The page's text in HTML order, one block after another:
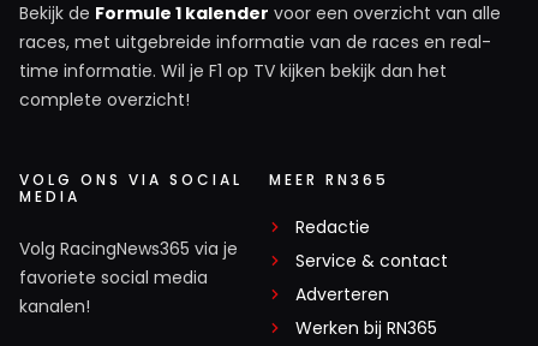
Bekijk de Formule 1 kalender voor een overzicht van alle
races, met uitgebreide informatie van de races en real-
time informatie. Wil je F1 op TV kijken bekijk dan het
complete overzicht!
VOLG ONS VIA SOCIAL
MEDIA
Volg RacingNews365 via je
favoriete social media
kanalen!
MEER RN365
Redactie
Service & contact
Adverteren
Werken bij RN365